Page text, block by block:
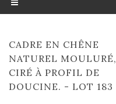
CADRE EN CHÊNE
NATUREL MOULURÉ,
CIRÉ À PROFIL DE
DOUCINE. - LOT 183